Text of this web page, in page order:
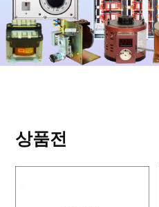
상품전